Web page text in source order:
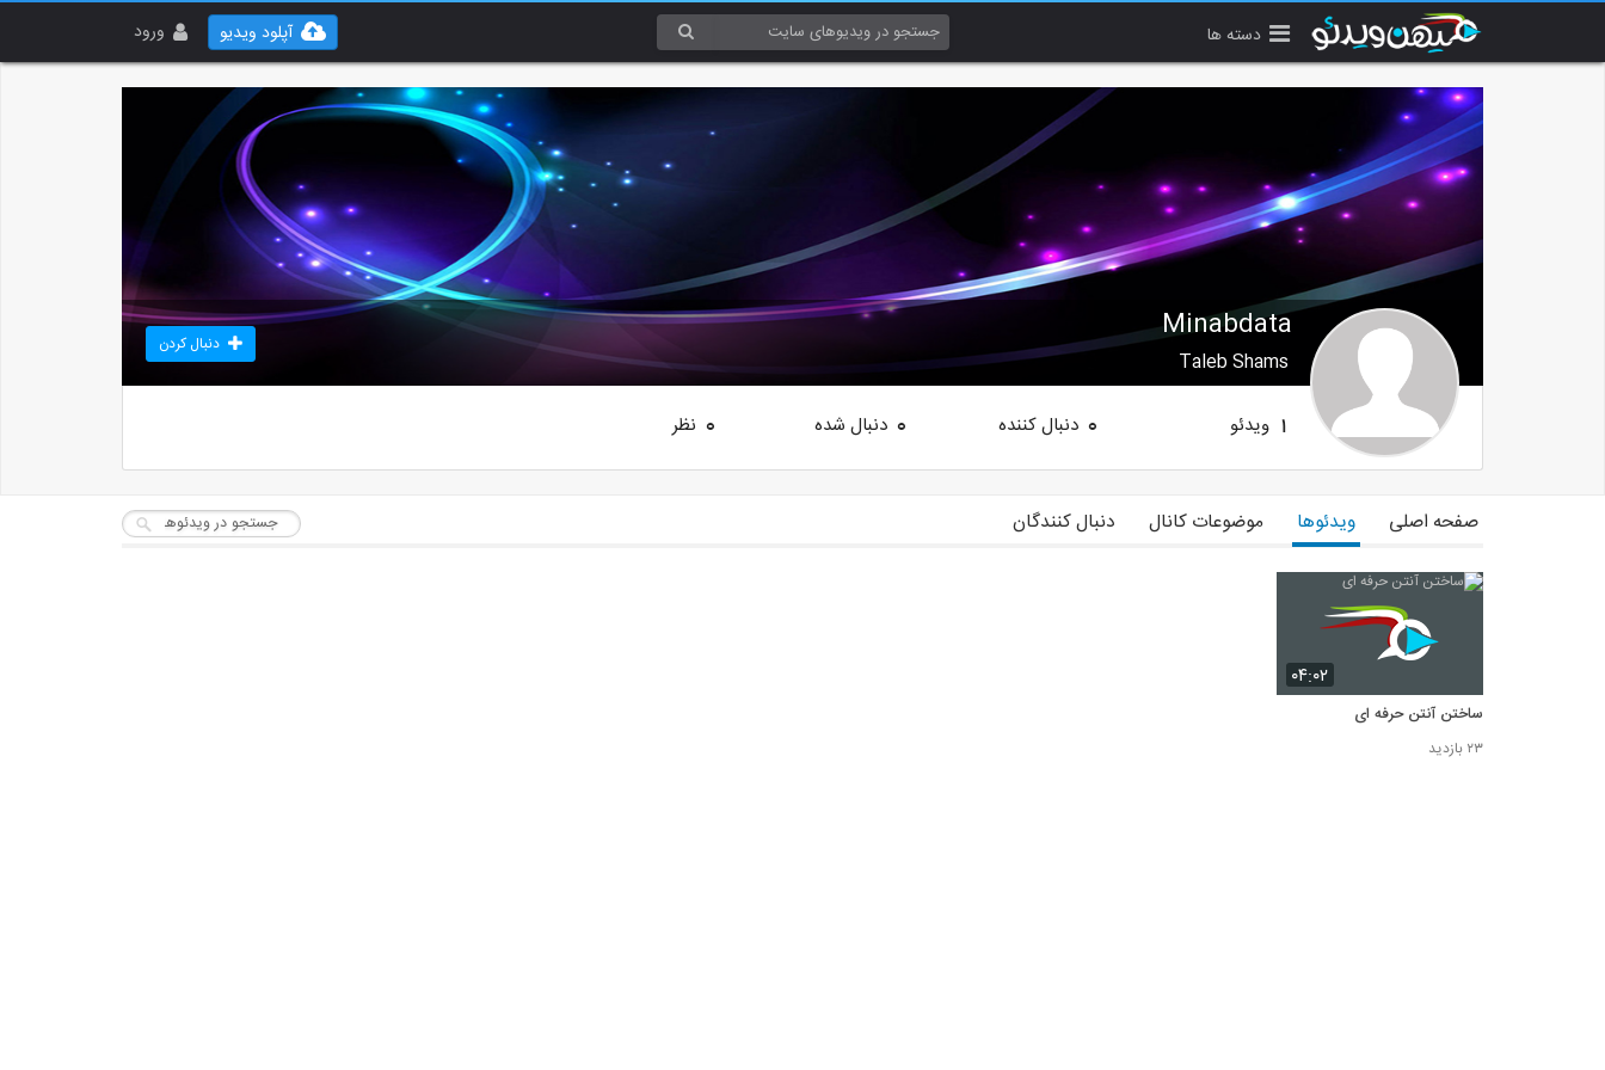
دسته ها ورود آپلود ویدیو
Minabdata
Taleb Shams
دنبال کردن
1 ویدئو 0 دنبال کننده 0 دنبال شده 0 نظر
صفحه اصلی ویدئوها موضوعات کانال دنبال کنندگان
۰۴:۰۲
ساختن آنتن حرفه ای
۲۳ بازدید